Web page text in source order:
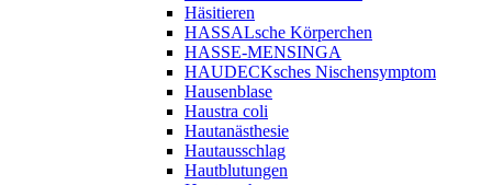
Häsitieren
HASSALsche Körperchen
HASSE-MENSINGA
HAUDECKsches Nischensymptom
Hausenblase
Haustra coli
Hautanästhesie
Hautausschlag
Hautblutungen